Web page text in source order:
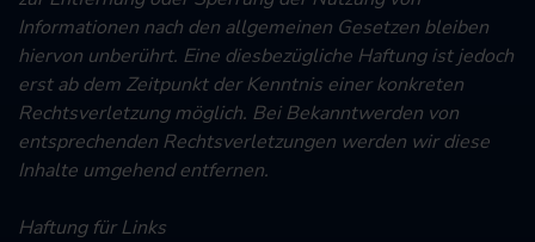
Informationen nach den allgemeinen Gesetzen bleiben
hiervon unberührt. Eine diesbezügliche Haftung ist jedoch
erst ab dem Zeitpunkt der Kenntnis einer konkreten
Rechtsverletzung möglich. Bei Bekanntwerden von
entsprechenden Rechtsverletzungen werden wir diese
Inhalte umgehend entfernen.
Haftung für Links